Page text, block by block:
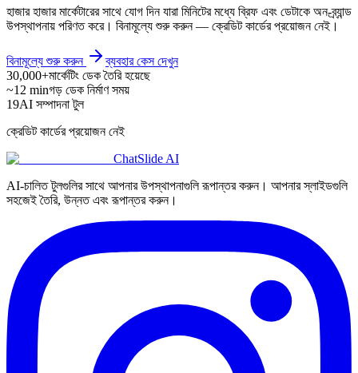
হাজার হাজার মার্কেটারের সাথে যোগ দিন যারা মিনিটের মধ্যে ব্রিফ এবং ডেটাকে অন-ব্র্যান্ড
উপস্থাপনায় পরিণত করে। বিনামূল্যে শুরু করুন — ক্রেডিট কার্ডের প্রয়োজন নেই।
বিনামূল্যে শুরু করুন
ব্যবহার কেস দেখুন
30,000+মার্কেটিং ডেক তৈরি হয়েছে
~12 minগড় ডেক নির্মাণ সময়
19AI সম্পাদনা টুল
ক্রেডিট কার্ডের প্রয়োজন নেই
ChatSlide AI
AI-চালিত টুলগুলির সাথে আপনার উপস্থাপনাগুলি রূপান্তর করুন। আপনার স্লাইডগুলি
সহজেই তৈরি, উন্নত এবং রূপান্তর করুন।